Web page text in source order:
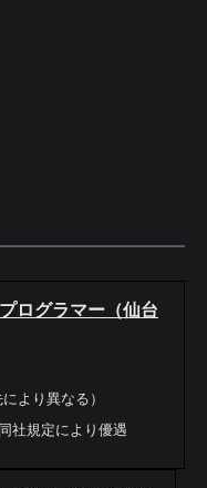
ログラマー（仙台
より異なる）
社規定により優遇